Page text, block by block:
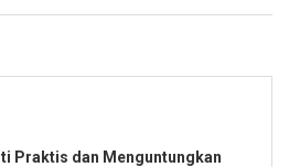
Praktis dan Menguntungkan